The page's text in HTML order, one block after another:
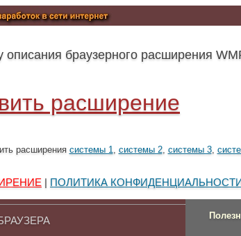
браузерного расширения
расширение
расширения системы 1, системы 2, системы 3,
ПОЛИТИКА КОНФИДЕНЦИАЛЬНОСТИ